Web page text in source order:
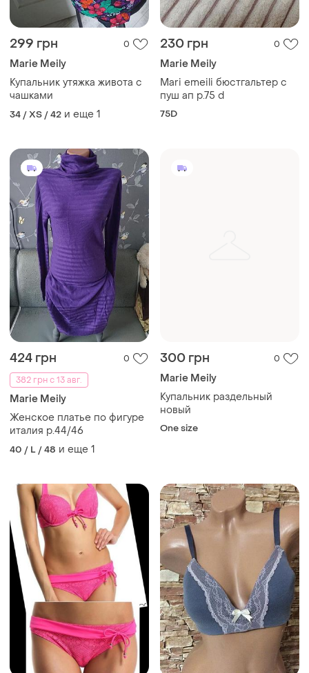
299 грн 0
Marie Meily
Купальник утяжка живота с
чашками
34 / XS / 42 и еще 1
230 грн 0
Marie Meily
Mari emeili бюстгальтер с
пуш ап р.75 d
75D
424 грн
0
382 грн с 13 авг.
Marie Meily
Женское платье по фигуре
италия р.44/46
40 / L / 48 и еще 1
300 грн 0
Marie Meily
Купальник раздельный
новый
One size